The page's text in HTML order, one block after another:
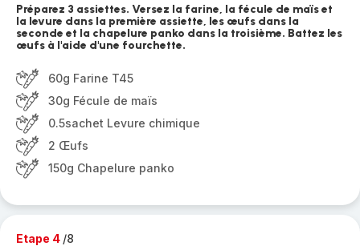
Préparez 3 assiettes. Versez la farine, la fécule de maïs et
la levure dans la première assiette, les œufs dans la
seconde et la chapelure panko dans la troisième. Battez les
œufs à l'aide d'une fourchette.
60g Farine T45
30g Fécule de maïs
0.5sachet Levure chimique
2 Œufs
150g Chapelure panko
Etape 4 /8